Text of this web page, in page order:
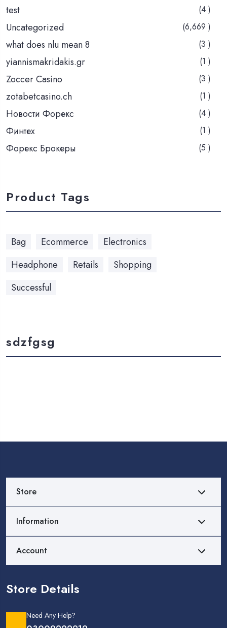
test (4 )
Uncategorized (6,669 )
what does nlu mean 8 (3 )
yiannismakridakis.gr (1 )
Zoccer Casino (3 )
zotabetcasino.ch (1 )
Новости Форекс (4 )
Финтех (1 )
Форекс Брокеры (5 )
Product Tags
Bag Ecommerce
Electronics
Headphone
Retails
Shopping
Successful
sdzfgsg
Store
Information
Account
Store Details
Need Any Help?